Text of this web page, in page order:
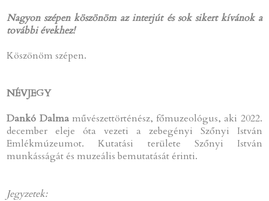
Nagyon szépen köszönöm az interjút és sok sikert kívánok a
további évekhez!
Köszönöm szépen.
NÉVJEGY
Dankó Dalmaművészettörténész, főmuzeológus, aki 2022.
december eleje óta vezeti a zebegényi Szőnyi István
Emlékmúzeumot. Kutatási területe Szőnyi István
munkásságát és muzeális bemutatását érinti.
Jegyzetek: